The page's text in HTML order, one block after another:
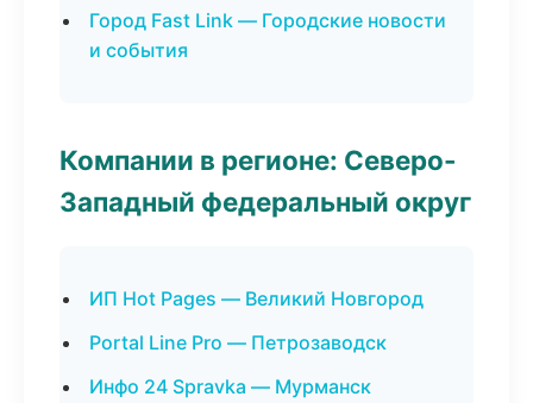
Город Fast Link — Городские новости
и события
Компании в регионе: Северо-
Западный федеральный округ
ИП Hot Pages — Великий Новгород
Portal Line Pro — Петрозаводск
Инфо 24 Spravka — Мурманск